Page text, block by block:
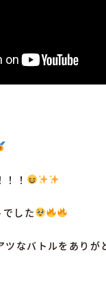
！
した
ツなバトルをありが